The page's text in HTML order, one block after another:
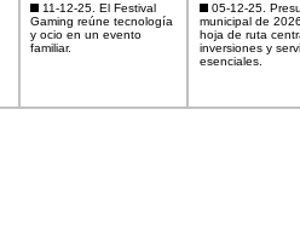
11-12-25. El Festival
Gaming reúne tecnología
y ocio en un evento
familiar.
05-12-25.
municipal de
hoja de ruta
inversiones y
esenciales.